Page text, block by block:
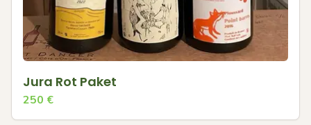
Jura Rot Paket
250 €